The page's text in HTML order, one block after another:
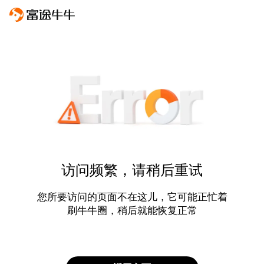
访问频繁，请稍后重试
您所要访问的页面不在这儿，它可能正忙着
刷牛牛圈，稍后就能恢复正常